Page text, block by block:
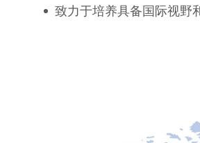
致力于培养具备国际视野